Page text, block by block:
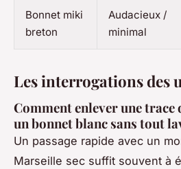
Bonnet miki
breton
Audacieux /
minimal
Les interrogations des
Comment enlever une trace
un bonnet blanc sans tout
Un passage rapide avec un
Marseille sec suffit souvent à